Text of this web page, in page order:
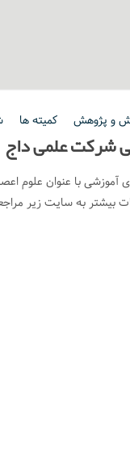
و پژوهش کمیته ها
شرکت علمی داج
با عنوان علوم
بیشتر به سایت زیر